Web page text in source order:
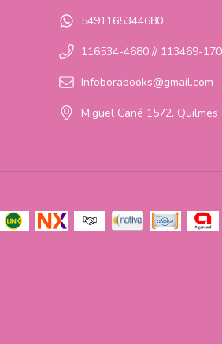
5491165344680
116534-4680 // 113469-
Infoborabooks@gmail.com
Miguel Cané 1572,